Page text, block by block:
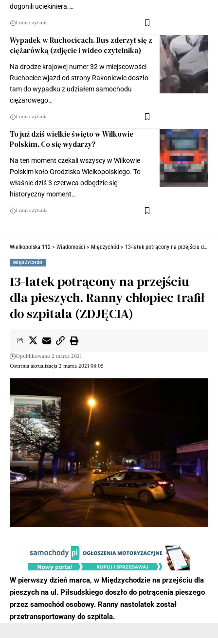
dogonili uciekiniera.…
1 min czytania
Wypadek w Ruchocicach. Bus zderzył się z
ciężarówką (zdjęcie i wideo czytelnika)
Na drodze krajowej numer 32 w miejscowości
Ruchocice wjazd od strony Rakoniewic doszło
tam do wypadku z udziałem samochodu
ciężarowego…
1 min czytania
To już dziś wielkie święto w Wilkowie
Polskim. Co się wydarzy?
Na ten moment czekali wszyscy w Wilkowie
Polskim koło Grodziska Wielkopolskiego. To
właśnie dziś 3 czerwca odbędzie się
historyczny moment…
1 min czytania
Wielkopolska 112 > Wiadomości > Międzychód > 13-latek potrącony na przejściu dla pieszych. Ranny chłopiec trafił do szpitala (ZDJĘCIA)
MIĘDZYCHÓD
13-latek potrącony na przejściu
dla pieszych. Ranny chłopiec trafił
do szpitala (ZDJĘCIA)
Ostatnia aktualizacja 2 marca 2021 08:05
Opublikowano 2 marca 2021
W pierwszy dzień marca, w Międzychodzie na przejściu dla
pieszych na ul. Piłsudskiego doszło do potrącenia pieszego
przez samochód osobowy. Ranny nastolatek został
przetransportowany do szpitala.